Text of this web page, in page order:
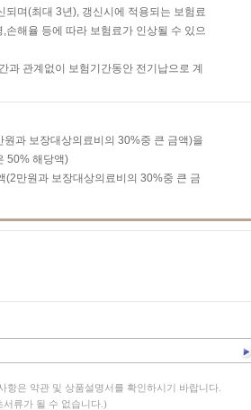
며(최대 3년), 갱신시에 적용되는 보험료
해율 등에 따라 보험료가 인상될 수 있으
관계없이 보험기간동안 전기납으로 계
과 보장대상의료비의 30%중 큰 금액)을
50% 해당액)
만원과 보장대상의료비의 30%중 큰 금
은 약관 및 상품설명서를 확인하시기 바랍니다.
류가 될 수 없습니다.)